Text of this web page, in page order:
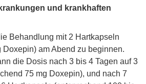
und krankhaften
Behandlung mit 2 Hartkapseln
Doxepin) am Abend zu beginnen.
die Dosis nach 3 bis 4 Tagen auf 3
75 mg Doxepin), und nach 7